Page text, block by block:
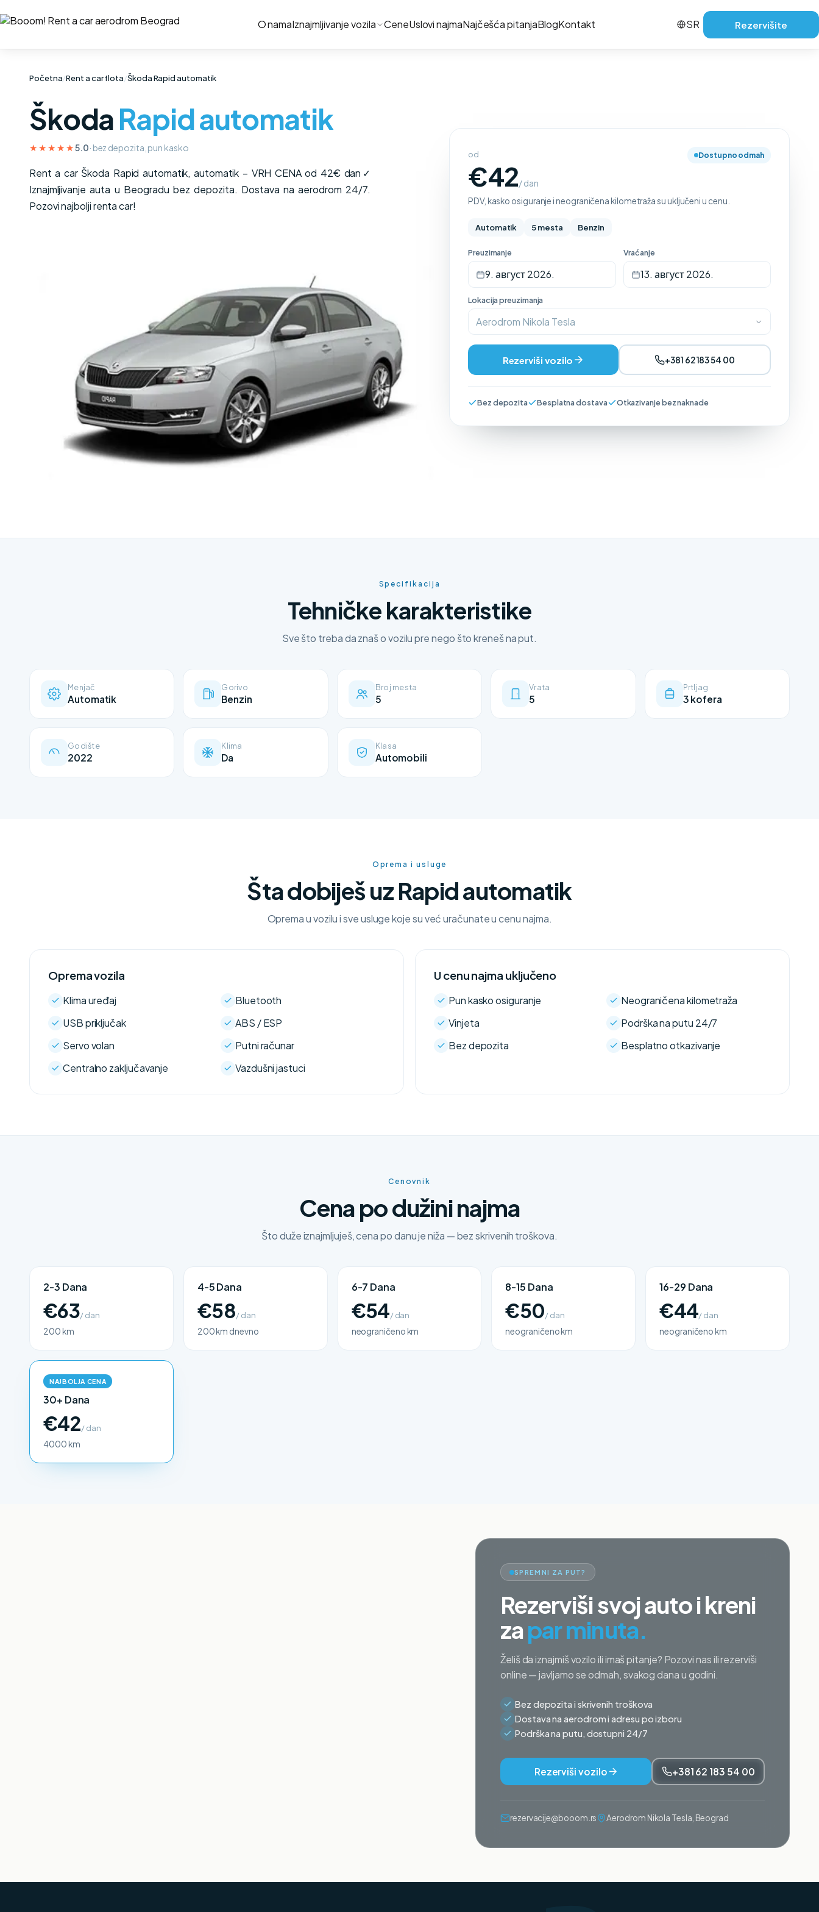
O namaIznajmljivanje vozila CeneUslovi najmaNajčešća pitanjaBlogKontakt SR Rezervišite
Početna/Rent a car flota/Škoda Rapid automatik
ŠkodaRapid automatik
★★★★★5.0· bez depozita, pun kasko
Rent a car Škoda Rapid automatik, automatik – VRH CENA od 42€ dan✓
Iznajmljivanje auta u Beogradu bez depozita. Dostava na aerodrom 24/7.
Pozovi najbolji renta car!
od
€42/ dan
Dostupno odmah
PDV, kasko osiguranje i neograničena kilometraža su uključeni u cenu.
Automatik 5 mesta Benzin
Preuzimanje
9. август 2026.
Vraćanje
13. август 2026.
Lokacija preuzimanja
Aerodrom Nikola Tesla
Rezerviši vozilo +381 62 183 54 00
Bez depozita Besplatna dostava Otkazivanje bez naknade
Specifikacija
Tehničke karakteristike
Sve što treba da znaš o vozilu pre nego što kreneš na put.
Menjač
Automatik
Gorivo
Benzin
Broj mesta
5
Vrata
5
Prtljag
3 kofera
Godište
2022
Klima
Da
Klasa
Automobili
Oprema i usluge
Šta dobiješ uz Rapid automatik
Oprema u vozilu i sve usluge koje su već uračunate u cenu najma.
Oprema vozila
Klima uređaj
Bluetooth
USB priključak
ABS / ESP
Servo volan
Putni računar
Centralno zaključavanje
Vazdušni jastuci
U cenu najma uključeno
Pun kasko osiguranje
Neograničena kilometraža
Vinjeta
Podrška na putu 24/7
Bez depozita
Besplatno otkazivanje
Cenovnik
Cena po dužini najma
Što duže iznajmljuješ, cena po danu je niža — bez skrivenih troškova.
2-3 Dana
€63/ dan
200 km
4-5 Dana
€58/ dan
200 km dnevno
6-7 Dana
€54/ dan
neograničeno km
8-15 Dana
€50/ dan
neograničeno km
16-29 Dana
€44/ dan
neograničeno km
NAJBOLJA CENA
30+ Dana
€42/ dan
4000 km
SPREMNI ZA PUT?
Rezerviši svoj auto i kreni
zapar minuta.
Želiš da iznajmiš vozilo ili imaš pitanje? Pozovi nas ili rezerviši
online — javljamo se odmah, svakog dana u godini.
Bez depozita i skrivenih troškova
Dostava na aerodrom i adresu po izboru
Podrška na putu, dostupni 24/7
Rezerviši vozilo +381 62 183 54 00
rezervacije@booom.rs Aerodrom Nikola Tesla, Beograd